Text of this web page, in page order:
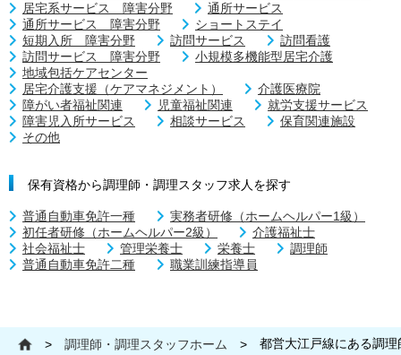
居宅系サービス 障害分野
通所サービス
通所サービス 障害分野
ショートステイ
短期入所 障害分野
訪問サービス
訪問看護
訪問サービス 障害分野
小規模多機能型居宅介護
地域包括ケアセンター
居宅介護支援（ケアマネジメント）
介護医療院
障がい者福祉関連
児童福祉関連
就労支援サービス
障害児入所サービス
相談サービス
保育関連施設
その他
保有資格から調理師・調理スタッフ求人を探す
普通自動車免許一種
実務者研修（ホームヘルパー1級）
初任者研修（ホームヘルパー2級）
介護福祉士
社会福祉士
管理栄養士 栄養士
調理師
普通自動車免許二種
職業訓練指導員
> 調理師・調理スタッフホーム > 都営大江戸線にある調